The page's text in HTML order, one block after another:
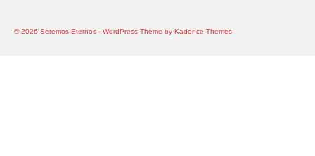
© 2026 Seremos Eternos - WordPress Theme by Kadence Themes